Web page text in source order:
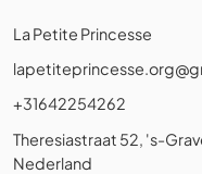
La Petite Princesse
+31642254262
Theresiastraat 52, 's-
Nederland